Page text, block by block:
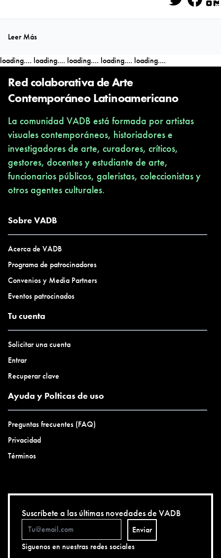
Twitter
Leer Más
loading.... loading.... loading.... loading.... loading....
Red colaborativa de Arte
Contemporáneo Latinoamericano
La comunidad VADB está formada por artistas
visuales contemporáneos, historiadores e
investigadores de arte, curadores, críticos,
gestores, docentes y estudiante de arte,
funcionarios públicos, galeristas, coleccionistas y
otros agentes culturales.
Sobre VADB
Acerca de VADB
Programa de patrocinadores
Convenios y Media Partners
Eventos patrocinados
Tu cuenta
Solicitar una cuenta
Entrar
Recuperar clave
Ayuda y Polticas de uso
Preguntas frecuentes (FAQ)
Privacidad
Términos
Suscríbete a las últimas novedades de VADB
Enviar
Siguenos en nuestras redes sociales